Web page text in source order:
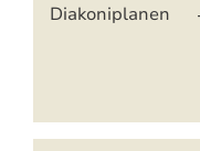
Diakoniplanen